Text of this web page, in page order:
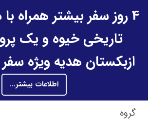
4 روز سفر بیشتر همراه
تاریخی خیوه و یک
ازبکستان هدیه ویژه
اطلاعات بیشتر...
گروه